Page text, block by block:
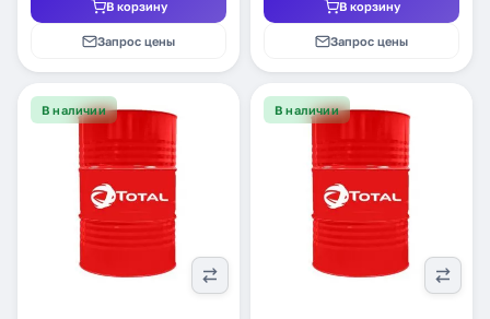
В корзину
Запрос цены
В корзину
Запрос цены
В наличии В наличии